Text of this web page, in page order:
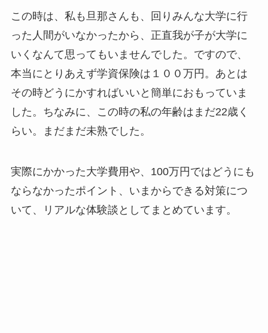
この時は、私も旦那さんも、回りみんな大学に行
った人間がいなかったから、正直我が子が大学に
いくなんて思ってもいませんでした。ですので、
本当にとりあえず学資保険は１００万円。あとは
その時どうにかすればいいと簡単におもっていま
した。ちなみに、この時の私の年齢はまだ22歳く
らい。まだまだ未熟でした。
実際にかかった大学費用や、100万円ではどうにも
ならなかったポイント、いまからできる対策につ
いて、リアルな体験談としてまとめています。